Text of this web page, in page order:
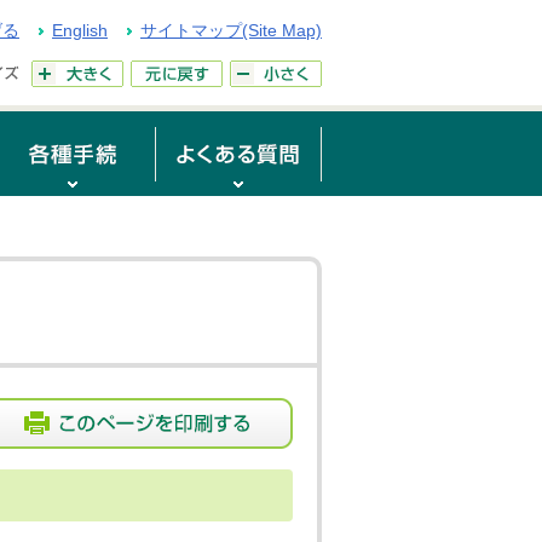
English サイトマップ(Site Map)